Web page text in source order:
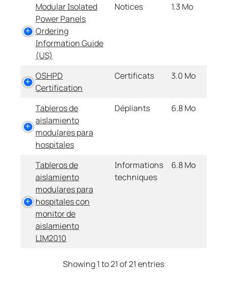
Modular Isolated
Power Panels
Ordering
Information Guide
(US)
Notices 1.3 Mo
OSHPD
Certification
Certificats 3.0 Mo
Tableros de
aislamiento
modulares para
hospitales
Dépliants 6.8 Mo
Tableros de
aislamiento
modulares para
hospitales con
monitor de
aislamiento
LIM2010
Informations
techniques
6.8 Mo
Showing 1 to 21 of 21 entries